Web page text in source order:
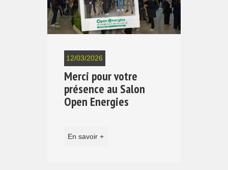
12/03/2026
Merci pour votre
présence au Salon
Open Energies
En savoir +